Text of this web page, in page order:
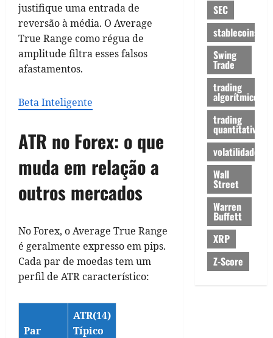
justifique uma entrada de
reversão à média. O Average
True Range como régua de
amplitude filtra esses falsos
afastamentos.
Beta Inteligente
ATR no Forex: o que
muda em relação a
outros mercados
No Forex, o Average True Range
é geralmente expresso em pips.
Cada par de moedas tem um
perfil de ATR característico:
Par
ATR(14)
Típico
SEC
stablecoins
Swing
Trade
trading
algorítmico
trading
quantitativo
volatilidade
Wall
Street
Warren
Buffett
XRP
Z-Score